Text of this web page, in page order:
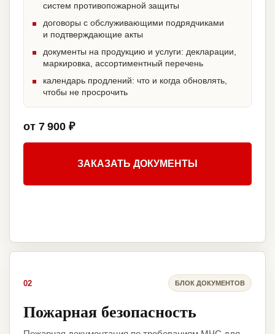
систем противопожарной защиты
договоры с обслуживающими подрядчиками
и подтверждающие акты
документы на продукцию и услуги: декларации,
маркировка, ассортиментный перечень
календарь продлений: что и когда обновлять,
чтобы не просрочить
от 7 900 ₽
ЗАКАЗАТЬ ДОКУМЕНТЫ
02 БЛОК ДОКУМЕНТОВ
Пожарная безопасность